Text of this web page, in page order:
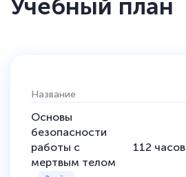
Учебный план
Название
Основы
безопасности
работы с
мертвым телом
112 часов